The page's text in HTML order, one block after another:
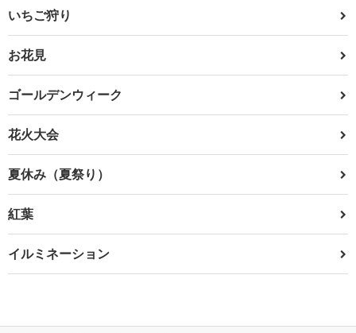
いちご狩り
お花見
ゴールデンウィーク
花火大会
夏休み（夏祭り）
紅葉
イルミネーション